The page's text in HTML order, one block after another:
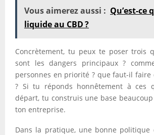
Vous aimerez aussi : Qu’est-ce
liquide au CBD ?
Concrètement, tu peux te poser trois
sont les dangers principaux ?
personnes en priorité ? que faut-il faire
? Si tu réponds honnêtement à ces
départ, tu construis une base
ton entreprise.
Dans la pratique, une bonne politique